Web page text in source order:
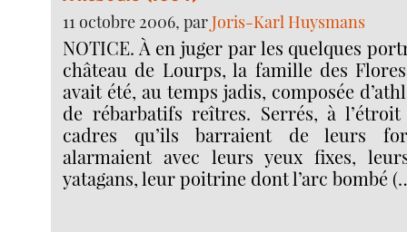
11 octobre 2006, parJoris-Karl Huysmans
NOTICE. À en juger par les quelques
château de Lourps, la famille des
avait été, au temps jadis, composée
de rébarbatifs reîtres. Serrés, à
cadres qu’ils barraient de leurs
alarmaient avec leurs yeux fixes,
yatagans, leur poitrine dont l’arc bombé